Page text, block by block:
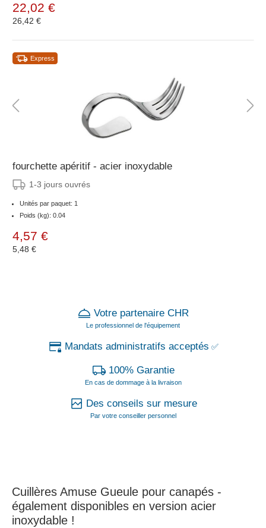
22,02 €
26,42 €
Express
fourchette apéritif - acier inoxydable
1-3 jours ouvrés
Unités par paquet: 1
Poids (kg): 0.04
4,57 €
5,48 €
Votre partenaire CHR
Le professionnel de l'équipement
Mandats administratifs acceptés ✅
100% Garantie
En cas de dommage à la livraison
Des conseils sur mesure
Par votre conseiller personnel
Cuillères Amuse Gueule pour canapés -
également disponibles en version acier
inoxydable !